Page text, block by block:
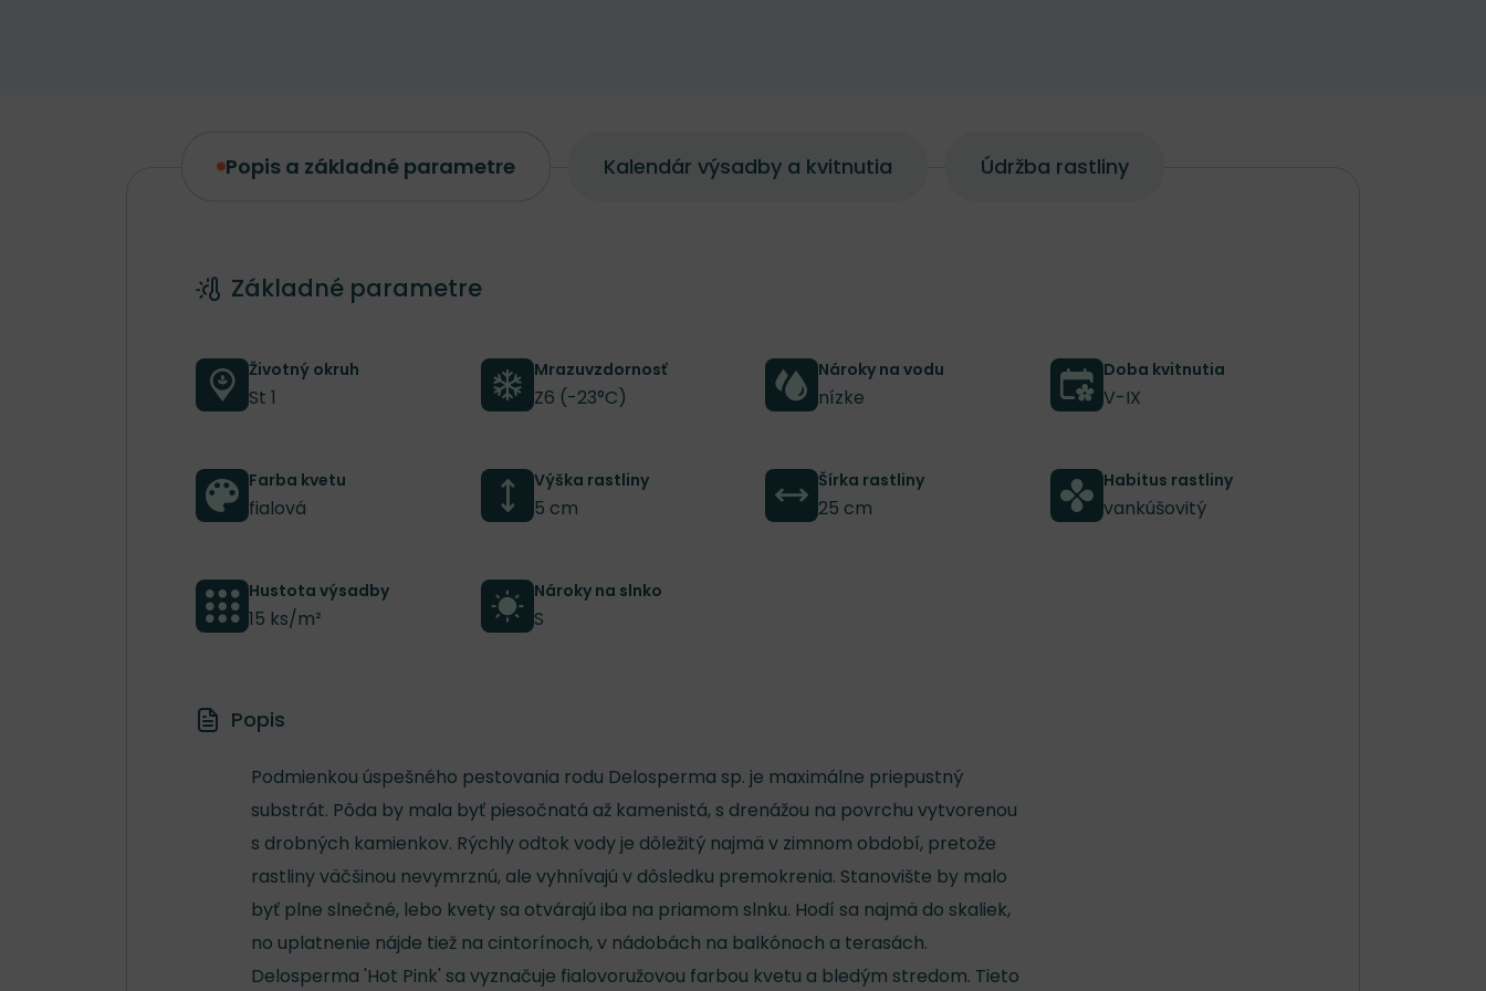
Popis a základné parametre Kalendár výsadby a kvitnutia Údržba rastliny
Popis a základné parametre
Základné parametre
Životný okruh
St 1
Mrazuvzdornosť
Z6 (-23°C)
Nároky na vodu
nízke
Doba kvitnutia
V-IX
Farba kvetu
fialová
Výška rastliny
5 cm
Šírka rastliny
25 cm
Habitus rastliny
vankúšovitý
Hustota výsadby
15 ks/m²
Nároky na slnko
S
Popis
Podmienkou úspešného pestovania rodu Delosperma sp. je maximálne priepustný
substrát. Pôda by mala byť piesočnatá až kamenistá, s drenážou na povrchu vytvorenou
s drobných kamienkov. Rýchly odtok vody je dôležitý najmä v zimnom období, pretože
rastliny väčšinou nevymrznú, ale vyhnívajú v dôsledku premokrenia. Stanovište by malo
byť plne slnečné, lebo kvety sa otvárajú iba na priamom slnku. Hodí sa najmä do skaliek,
no uplatnenie nájde tiež na cintorínoch, v nádobách na balkónoch a terasách.
Delosperma 'Hot Pink' sa vyznačuje fialovoružovou farbou kvetu a bledým stredom. Tieto